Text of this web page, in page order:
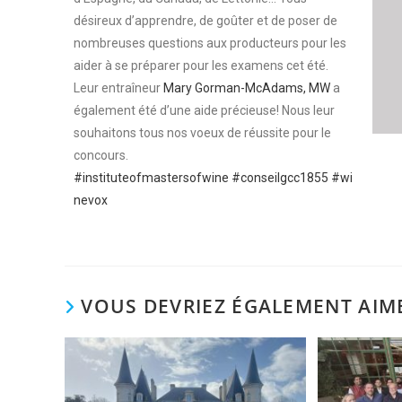
désireux d’apprendre, de goûter et de poser de
nombreuses questions aux producteurs pour les
aider à se préparer pour les examens cet été.
Leur entraîneurMary Gorman-McAdams, MW a
également été d’une aide précieuse! Nous leur
souhaitons tous nos voeux de réussite pour le
concours.
#instituteofmastersofwine #conseilgcc1855 #wi
nevox
VOUS DEVRIEZ ÉGALEMENT